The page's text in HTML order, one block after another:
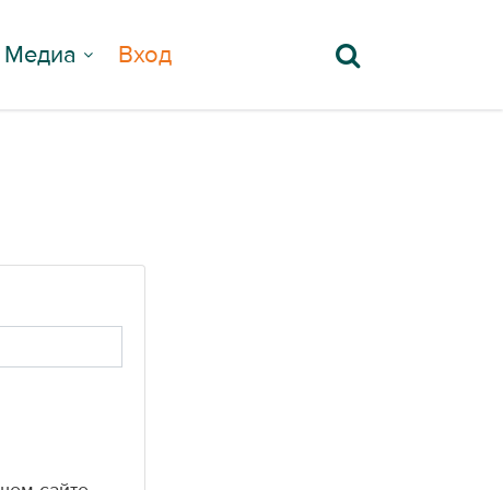
Медиа Вход